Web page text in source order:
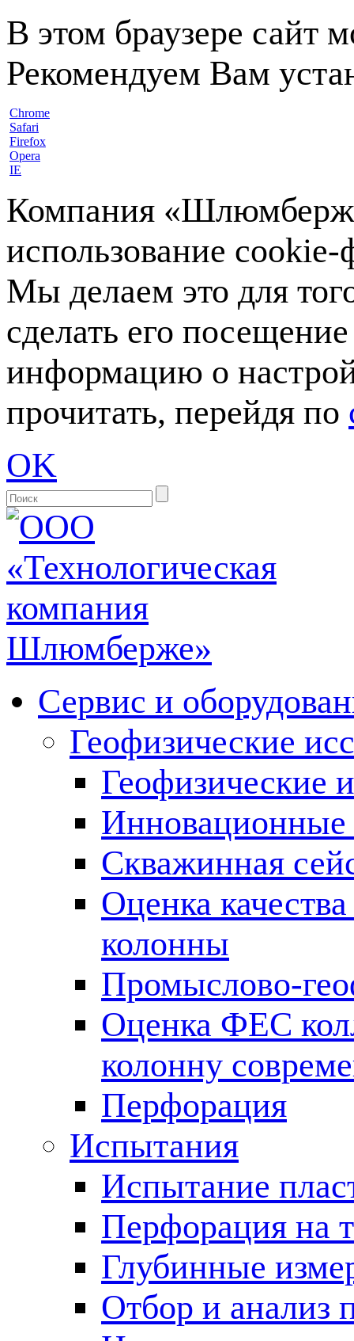
В этом браузере сайт
Рекомендуем Вам
Chrome
Safari
Firefox
Opera
IE
Компания
использование
Мы делаем это для
сделать его
информацию о
прочитать, перейдя по
OK
Сервис и
Геофизические
Геофизические
Инновационные
Скважинная
Оценка
колонны
Промыслово-
Оценка ФЕС
колонну
Перфорация
Испытания
Испытание
Перфорация на
Глубинные
Отбор и анализ